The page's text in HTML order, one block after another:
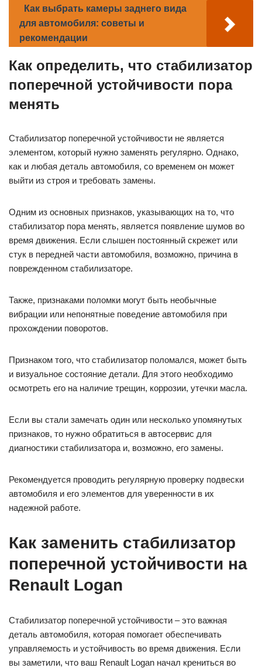
Как выбрать камеры заднего вида
для автомобиля: советы и
рекомендации
Как определить, что стабилизатор
поперечной устойчивости пора
менять
Стабилизатор поперечной устойчивости не является
элементом, который нужно заменять регулярно. Однако,
как и любая деталь автомобиля, со временем он может
выйти из строя и требовать замены.
Одним из основных признаков, указывающих на то, что
стабилизатор пора менять, является появление шумов во
время движения. Если слышен постоянный скрежет или
стук в передней части автомобиля, возможно, причина в
поврежденном стабилизаторе.
Также, признаками поломки могут быть необычные
вибрации или непонятные поведение автомобиля при
прохождении поворотов.
Признаком того, что стабилизатор поломался, может быть
и визуальное состояние детали. Для этого необходимо
осмотреть его на наличие трещин, коррозии, утечки масла.
Если вы стали замечать один или несколько упомянутых
признаков, то нужно обратиться в автосервис для
диагностики стабилизатора и, возможно, его замены.
Рекомендуется проводить регулярную проверку подвески
автомобиля и его элементов для уверенности в их
надежной работе.
Как заменить стабилизатор
поперечной устойчивости на
Renault Logan
Стабилизатор поперечной устойчивости – это важная
деталь автомобиля, которая помогает обеспечивать
управляемость и устойчивость во время движения. Если
вы заметили, что ваш Renault Logan начал крениться во